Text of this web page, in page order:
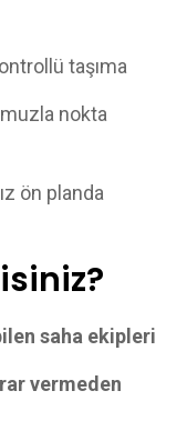
taşıma
nokta
ön planda
saha ekipleri
vermeden